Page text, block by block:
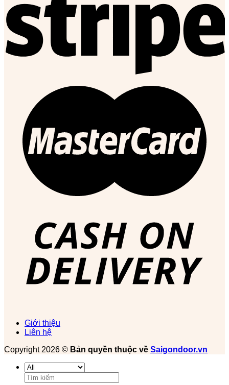
Giới thiệu
Liên hệ
Copyright 2026 © Bản quyền thuộc về Saigondoor.vn
Tìm